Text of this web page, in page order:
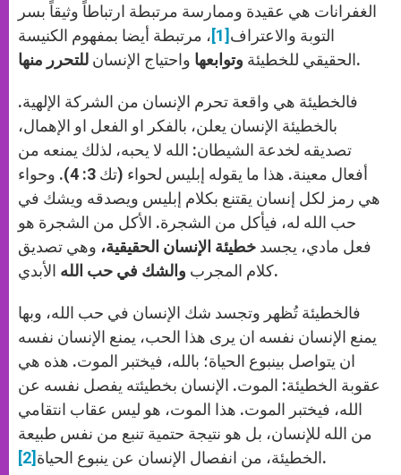
الغفرانات هي عقيدة وممارسة مرتبطة ارتباطاً وثيقاً بسر
التوبة والاعتراف [1]
، مرتبطة أيضا بمفهوم الكنيسة
الحقيقي للخطيئة وتوابعها واحتياج الإنسان للتحرر منها .
فالخطيئة هي واقعة تحرم الإنسان من الشركة الإلهية.
بالخطيئة الإنسان يعلن، بالفكر او الفعل او الإهمال،
تصديقه لخدعة الشيطان: الله لا يحبه، لذلك يمنعه من
أفعال معينة. هذا ما يقوله إبليس لحواء (تك 3: 4). وحواء
هي رمز لكل إنسان يقتنع بكلام إبليس ويصدقه ويشك في
حب الله له، فيأكل من الشجرة. الأكل من الشجرة هو
فعل مادي، يجسد خطيئة الإنسان الحقيقية، وهي تصديق
كلام المجرب والشك في حب الله الأبدي.
فالخطيئة تُظهر وتجسد شك الإنسان في حب الله، وبها
يمنع الإنسان نفسه ان يرى هذا الحب، يمنع الإنسان نفسه
ان يتواصل بينبوع الحياة؛ بالله، فيختبر الموت. هذه هي
عقوبة الخطيئة: الموت. الإنسان بخطيئته يفصل نفسه عن
الله، فيختبر الموت. هذا الموت، هو ليس عقاب انتقامي
من الله للإنسان، بل هو نتيجة حتمية تنبع من نفس طبيعة
الخطيئة، من انفصال الإنسان عن ينبوع الحياة [2] .